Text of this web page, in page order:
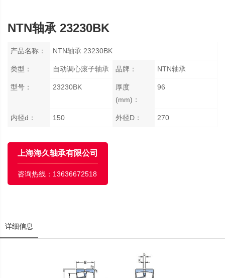
NTN轴承 23230BK
产品名称： NTN轴承 23230BK
类型： 自动调心滚子轴承 品牌： NTN轴承
型号： 23230BK
厚度
(mm)：
96
内径d： 150 外径D： 270
上海海久轴承有限公司
咨询热线： 13636672518
详细信息